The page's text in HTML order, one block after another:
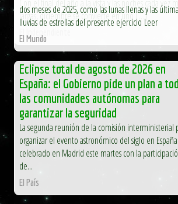
Con el final del año a la vista y las noches cada vez
largas, diciembre se convierte en uno […]
dos meses de 2025, como las lunas llenas y las
lluvias de estrellas del presente ejercicio Leer
El Mundo
Eclipse total de agosto de 2026 en
España: el Gobierno pide un plan a
las comunidades autónomas para
garantizar la seguridad
La segunda reunión de la comisión interministerial
organizar el evento astronómico del siglo en
celebrado en Madrid este martes con la
de...
El País